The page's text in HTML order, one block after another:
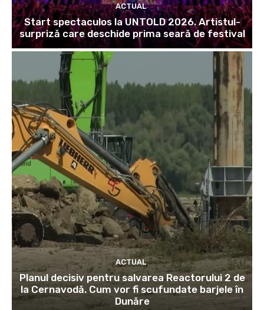
ACTUAL
Start spectaculos la UNTOLD 2026. Artistul-
surpriză care deschide prima seară de festival
ACTUAL
Planul decisiv pentru salvarea Reactorului 2 de
la Cernavodă. Cum vor fi scufundate barjele în
Dunăre